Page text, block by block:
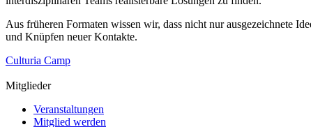
Aus früheren Formaten wissen wir, dass nicht nur ausgezeichnete
und Knüpfen neuer Kontakte.
Culturia Camp
Mitglieder
Veranstaltungen
Mitglied werden